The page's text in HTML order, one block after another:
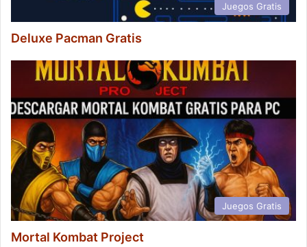
Juegos Gratis
Deluxe Pacman Gratis
Juegos Gratis
Mortal Kombat Project